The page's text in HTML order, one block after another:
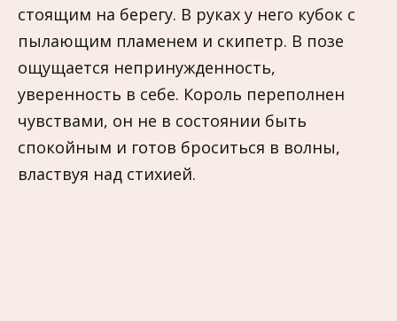
стоящим на берегу. В руках у него кубок с
пылающим пламенем и скипетр. В позе
ощущается непринужденность,
уверенность в себе. Король переполнен
чувствами, он не в состоянии быть
спокойным и готов броситься в волны,
властвуя над стихией.